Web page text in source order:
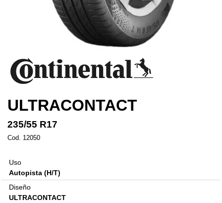
ULTRACONTACT
235/55 R17
Cod. 12050
Uso
Autopista (H/T)
Diseño
ULTRACONTACT